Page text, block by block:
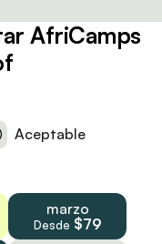
AfriCamps
Aceptable
marzo
Desde $79